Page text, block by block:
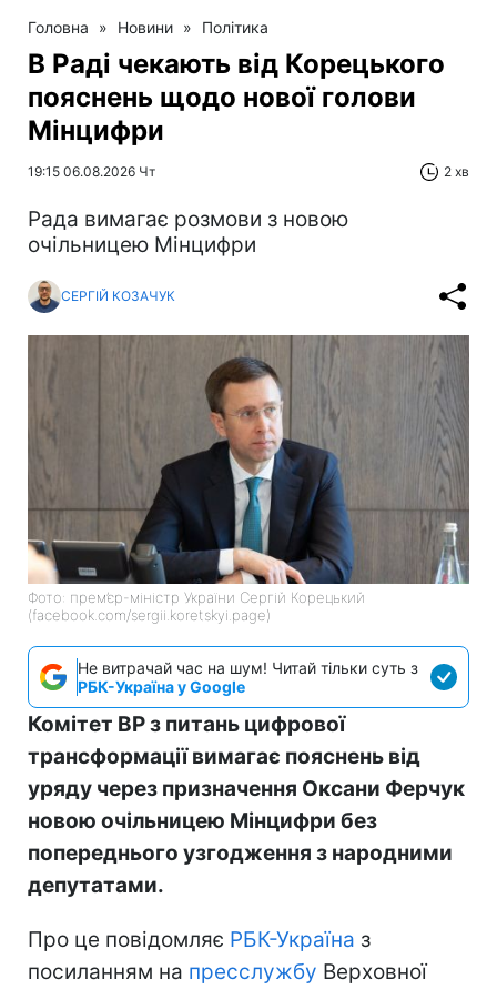
Головна » Новини » Політика
В Раді чекають від Корецького
пояснень щодо нової голови
Мінцифри
19:15 06.08.2026 Чт 2 хв
Рада вимагає розмови з новою
очільницею Мінцифри
СЕРГІЙ КОЗАЧУК
Фото: прем’єр-міністр України Сергій Корецький
(facebook.com/sergii.koretskyi.page)
Не витрачай час на шум! Читай тільки суть з
РБК-Україна у Google
Комітет ВР з питань цифрової
трансформації вимагає пояснень від
уряду через призначення Оксани Ферчук
новою очільницею Мінцифри без
попереднього узгодження з народними
депутатами.
Про це повідомляє РБК-Україна з
посиланням на пресслужбу Верховної